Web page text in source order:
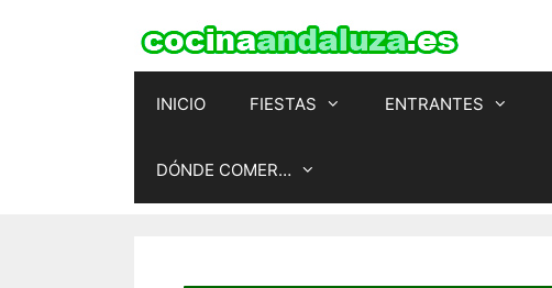
INICIO FIESTAS ENTRANTES
DÓNDE COMER…